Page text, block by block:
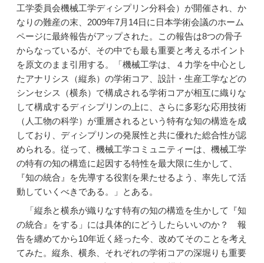
工学委員会機械工学ディシプリン分科会）が開催され、か
なりの難産の末、2009年7月14日に日本学術会議のホーム
ページに最終報告がアップされた。この報告は8つの骨子
からなっているが、その中でも最も重要と考えるポイント
を原文のまま引用する。「機械工学は、４力学を中心とし
たアナリシス（縦糸）の学術コア、設計・生産工学などの
シンセシス（横糸）で構成される学術コアが相互に織りな
して構成するディシプリンの上に、さらに多彩な応用技術
（人工物の科学）が重層されるという特有な知の構造を成
しており、ディシプリンの発展性と共に優れた総合性が認
められる。従って、機械工学コミュニティーは、機械工学
の特有の知の構造に起因する特性を最大限に生かして、
『知の統合』を先導する役割を果たせるよう、率先して活
動していくべきである。」とある。
「縦糸と横糸が織りなす特有の知の構造を生かして『知
の統合』をする」には具体的にどうしたらいいのか？ 報
告を纏めてから10年近く経った今、改めてそのことを考え
てみた。縦糸、横糸、それぞれの学術コアの深堀りも重要